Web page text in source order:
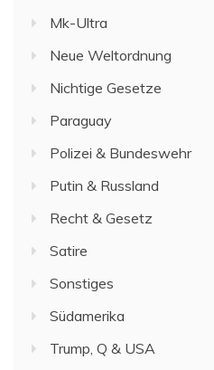
Mk-Ultra
Neue Weltordnung
Nichtige Gesetze
Paraguay
Polizei & Bundeswehr
Putin & Russland
Recht & Gesetz
Satire
Sonstiges
Südamerika
Trump, Q & USA